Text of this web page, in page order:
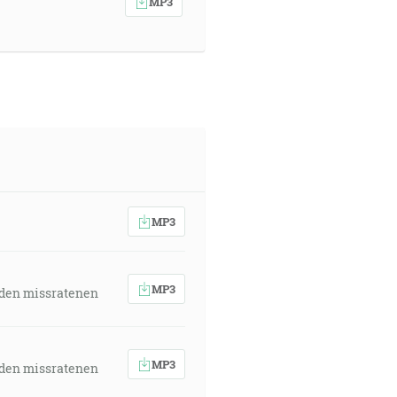
MP3
missratenen MP3
missratenen MP3